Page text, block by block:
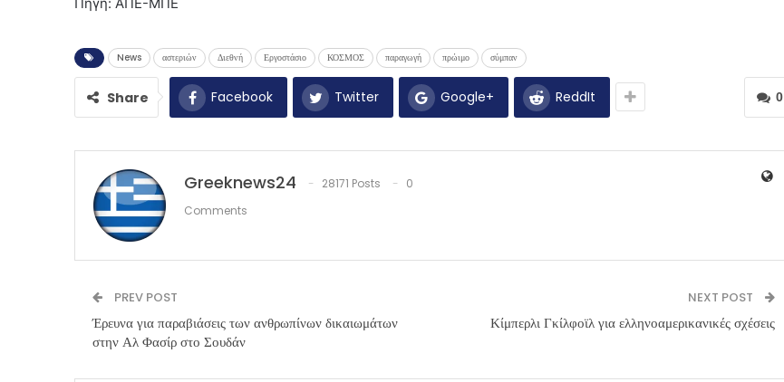
News αστεριών Διεθνή Εργοστάσιο ΚΟΣΜΟΣ παραγωγή πρώιμο σύμπαν
0
Share Facebook Twitter Google+ ReddIt
Greeknews24 28171 Posts
0
Comments
PREV POST
Έρευνα για παραβιάσεις των ανθρωπίνων δικαιωμάτων
στην Αλ Φασίρ στο Σουδάν
NEXT POST
Κίμπερλι Γκίλφοϊλ για ελληνοαμερικανικές σχέσεις